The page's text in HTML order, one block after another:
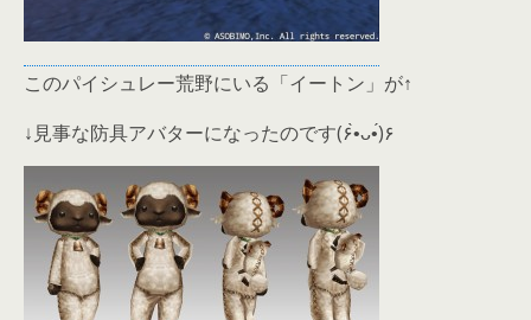
このパイシュレー荒野にいる「イートン」が↑
↓見事な防具アバターになったのです(۶•̀ᴗ•́)۶